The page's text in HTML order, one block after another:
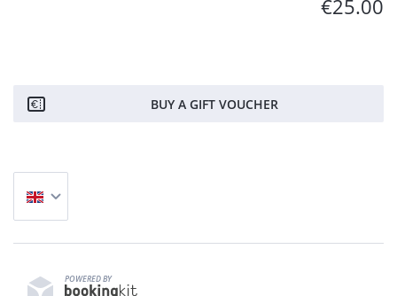
€25.00
BUY A GIFT VOUCHER
POWERED BY